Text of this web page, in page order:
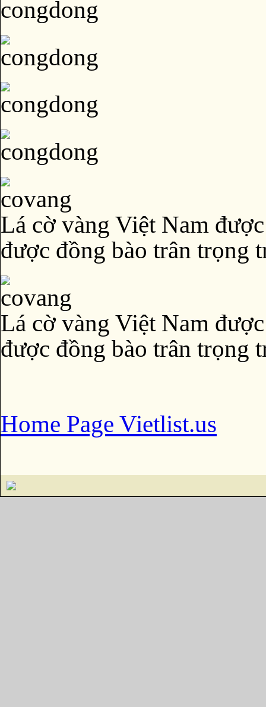
Lá cờ vàng Việt Nam
được đồng bào trân trọng
Lá cờ vàng Việt Nam
được đồng bào trân trọng
Home Page Vietlist.us